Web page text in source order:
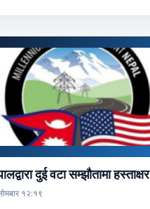
दुई वटा सम्झौतामा हस्ताक्षर
१२:१९